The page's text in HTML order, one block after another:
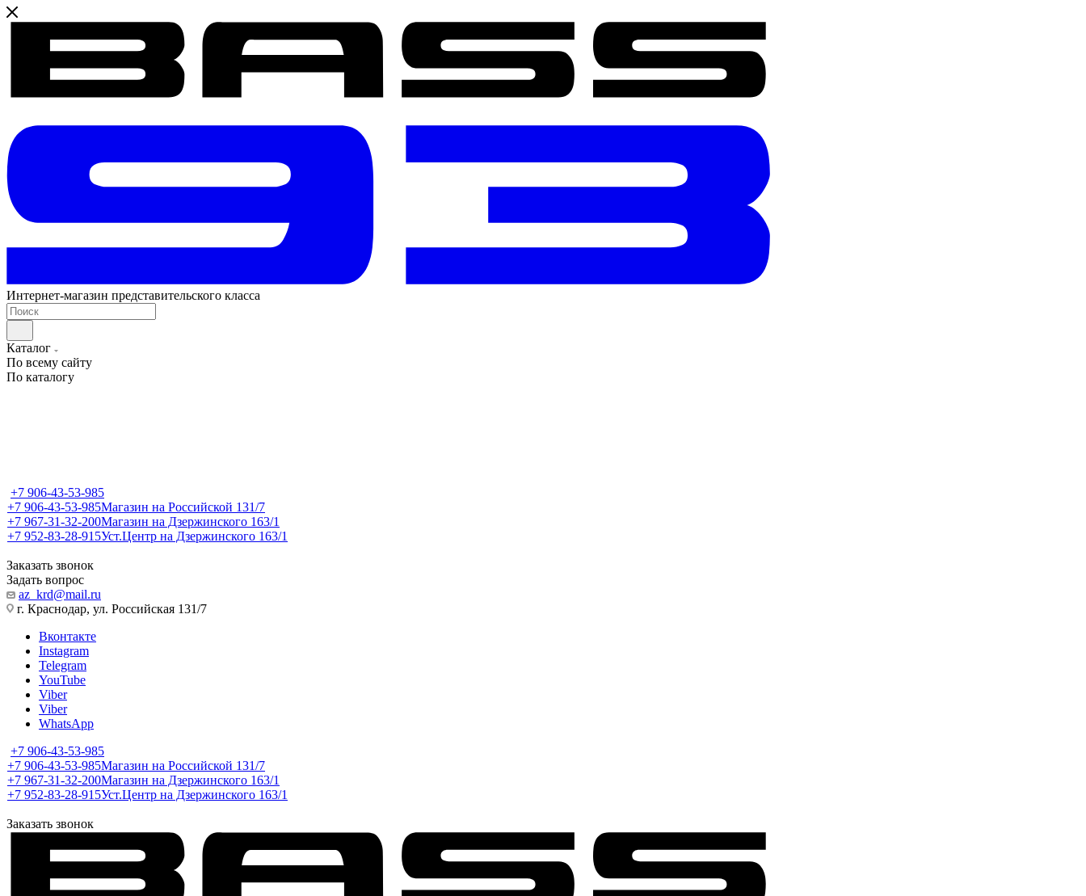
Интернет-магазин представительского класса
Каталог
По всему сайту
По каталогу
+7 906-43-53-985
+7 906-43-53-985Магазин на Российской 131/7
+7 967-31-32-200Магазин на Дзержинского 163/1
+7 952-83-28-915Уст.Центр на Дзержинского 163/1
Заказать звонок
Задать вопрос
az_krd@mail.ru
г. Краснодар, ул. Российская 131/7
Вконтакте
Instagram
Telegram
YouTube
Viber
Viber
WhatsApp
+7 906-43-53-985
+7 906-43-53-985Магазин на Российской 131/7
+7 967-31-32-200Магазин на Дзержинского 163/1
+7 952-83-28-915Уст.Центр на Дзержинского 163/1
Заказать звонок